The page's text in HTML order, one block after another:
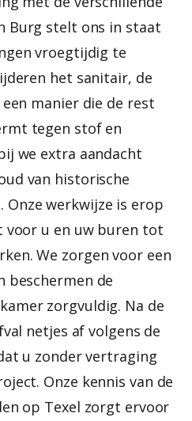
Burg stelt ons in staat
vroegtijdig te
het sanitair, de
manier die de rest
tegen stof en
we extra aandacht
van historische
Onze werkwijze is erop
voor u en uw buren tot
We zorgen voor een
beschermen de
zorgvuldig. Na de
netjes af volgens de
u zonder vertraging
Onze kennis van de
op Texel zorgt ervoor